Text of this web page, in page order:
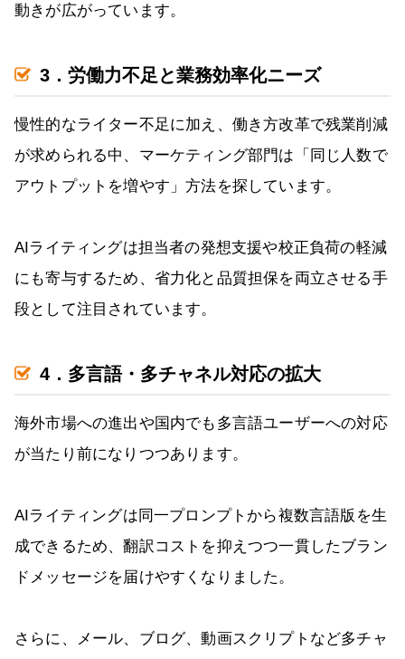
動きが広がっています。
3．労働力不足と業務効率化ニーズ
慢性的なライター不足に加え、働き方改革で残業削減
が求められる中、マーケティング部門は「同じ人数で
アウトプットを増やす」方法を探しています。
AIライティングは担当者の発想支援や校正負荷の軽減
にも寄与するため、省力化と品質担保を両立させる手
段として注目されています。
4．多言語・多チャネル対応の拡大
海外市場への進出や国内でも多言語ユーザーへの対応
が当たり前になりつつあります。
AIライティングは同一プロンプトから複数言語版を生
成できるため、翻訳コストを抑えつつ一貫したブラン
ドメッセージを届けやすくなりました。
さらに、メール、ブログ、動画スクリプトなど多チャ